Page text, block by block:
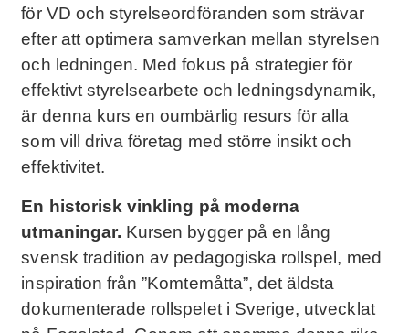
för VD och styrelseordföranden som strävar
efter att optimera samverkan mellan styrelsen
och ledningen. Med fokus på strategier för
effektivt styrelsearbete och ledningsdynamik,
är denna kurs en oumbärlig resurs för alla
som vill driva företag med större insikt och
effektivitet.
En historisk vinkling på moderna
utmaningar. Kursen bygger på en lång
svensk tradition av pedagogiska rollspel, med
inspiration från ”Komtemåtta”, det äldsta
dokumenterade rollspelet i Sverige, utvecklat